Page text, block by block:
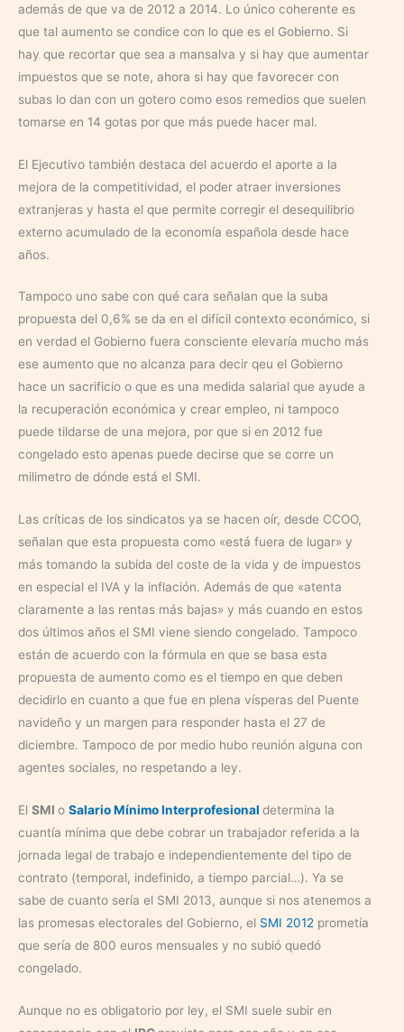
además de que va de 2012 a 2014. Lo único coherente es
que tal aumento se condice con lo que es el Gobierno. Si
hay que recortar que sea a mansalva y si hay que aumentar
impuestos que se note, ahora si hay que favorecer con
subas lo dan con un gotero como esos remedios que suelen
tomarse en 14 gotas por que más puede hacer mal.
El Ejecutivo también destaca del acuerdo el aporte a la
mejora de la competitividad, el poder atraer inversiones
extranjeras y hasta el que permite corregir el desequilibrio
externo acumulado de la economía española desde hace
años.
Tampoco uno sabe con qué cara señalan que la suba
propuesta del 0,6% se da en el difícil contexto económico, si
en verdad el Gobierno fuera consciente elevaría mucho más
ese aumento que no alcanza para decir qeu el Gobierno
hace un sacrificio o que es una medida salarial que ayude a
la recuperación económica y crear empleo, ni tampoco
puede tildarse de una mejora, por que si en 2012 fue
congelado esto apenas puede decirse que se corre un
milimetro de dónde está el SMI.
Las críticas de los sindicatos ya se hacen oír, desde CCOO,
señalan que esta propuesta como «está fuera de lugar» y
más tomando la subida del coste de la vida y de impuestos
en especial el IVA y la inflación. Además de que «atenta
claramente a las rentas más bajas» y más cuando en estos
dos últimos años el SMI viene siendo congelado. Tampoco
están de acuerdo con la fórmula en que se basa esta
propuesta de aumento como es el tiempo en que deben
decidirlo en cuanto a que fue en plena vísperas del Puente
navideño y un margen para responder hasta el 27 de
diciembre. Tampoco de por medio hubo reunión alguna con
agentes sociales, no respetando a ley.
El SMI o Salario Mínimo Interprofesional determina la
cuantía mínima que debe cobrar un trabajador referida a la
jornada legal de trabajo e independientemente del tipo de
contrato (temporal, indefinido, a tiempo parcial…). Ya se
sabe de cuanto sería el SMI 2013, aunque si nos atenemos a
las promesas electorales del Gobierno, el SMI 2012 prometía
que sería de 800 euros mensuales y no subió quedó
congelado.
Aunque no es obligatorio por ley, el SMI suele subir en